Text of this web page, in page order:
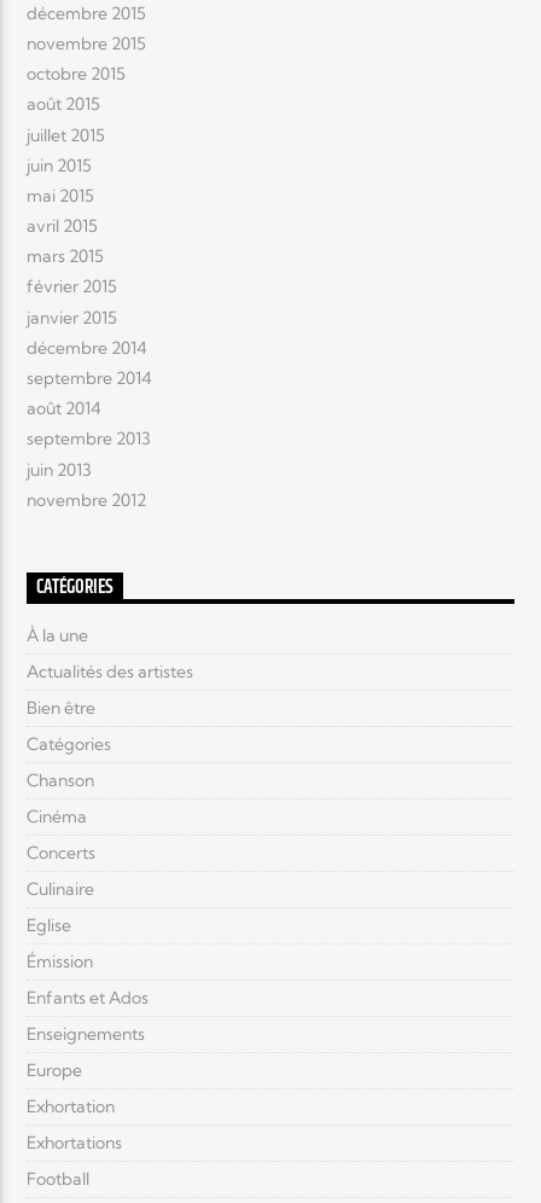
décembre 2015
novembre 2015
octobre 2015
août 2015
juillet 2015
juin 2015
mai 2015
avril 2015
mars 2015
février 2015
janvier 2015
décembre 2014
septembre 2014
août 2014
septembre 2013
juin 2013
novembre 2012
CATÉGORIES
À la une
Actualités des artistes
Bien être
Catégories
Chanson
Cinéma
Concerts
Culinaire
Eglise
Émission
Enfants et Ados
Enseignements
Europe
Exhortation
Exhortations
Football